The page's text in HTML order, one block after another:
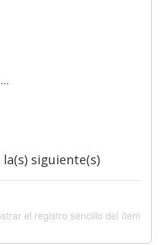
siguiente(s)
el registro sencillo del ítem